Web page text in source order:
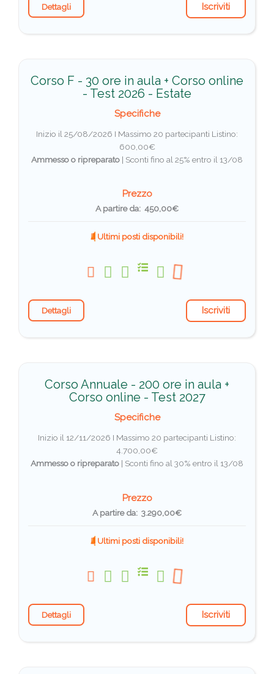
Dettagli Iscriviti
Corso F - 30 ore in aula + Corso online
- Test 2026 - Estate
Specifiche
Inizio il 25/08/2026 I Massimo 20 partecipanti Listino:
600,00€
Ammesso o ripreparato | Sconti fino al 25% entro il 13/08
Prezzo
A partire da: 450,00€
Ultimi posti disponibili!
Dettagli Iscriviti
Corso Annuale - 200 ore in aula +
Corso online - Test 2027
Specifiche
Inizio il 12/11/2026 I Massimo 20 partecipanti Listino:
4.700,00€
Ammesso o ripreparato | Sconti fino al 30% entro il 13/08
Prezzo
A partire da: 3.290,00€
Ultimi posti disponibili!
Dettagli Iscriviti